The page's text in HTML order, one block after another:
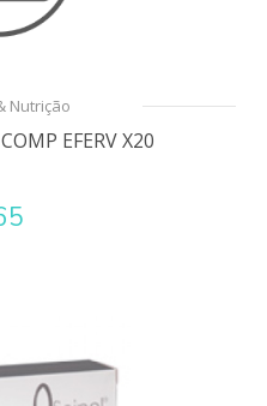
Nutrição
EFERV X20